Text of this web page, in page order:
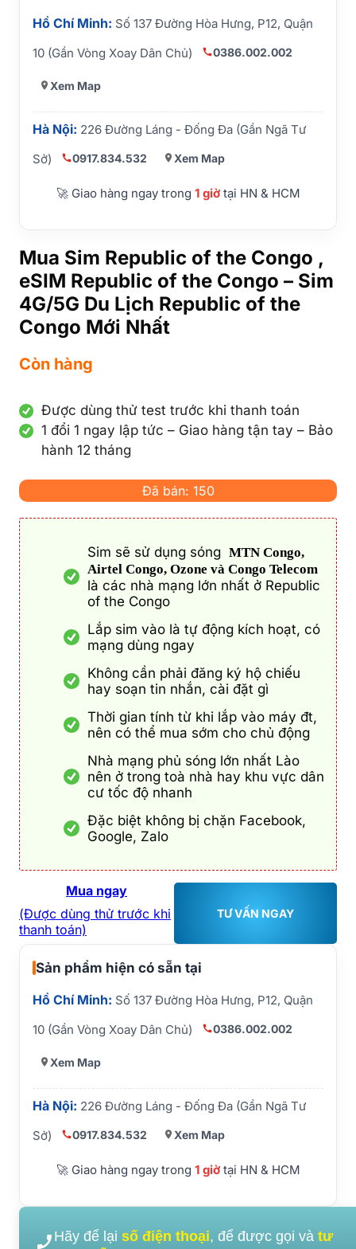
Hồ Chí Minh: Số 137 Đường Hòa Hưng, P12, Quận
10 (Gần Vòng Xoay Dân Chủ)
0386.002.002
Xem Map
Hà Nội: 226 Đường Láng - Đống Đa (Gần Ngã Tư
Sở)
0917.834.532 Xem Map
🚀 Giao hàng ngay trong 1 giờtại HN & HCM
Mua Sim Republic of the Congo ,
eSIM Republic of the Congo – Sim
4G/5G Du Lịch Republic of the
Congo Mới Nhất
Còn hàng
Được dùng thử test trước khi thanh toán
1 đổi 1 ngay lập tức – Giao hàng tận tay – Bảo
hành 12 tháng
Đã bán: 150
Sim sẽ sử dụng sóng MTN Congo,
Airtel Congo, Ozone và Congo Telecom
là các nhà mạng lớn nhất ở Republic
of the Congo
Lắp sim vào là tự động kích hoạt, có
mạng dùng ngay
Không cần phải đăng ký hộ chiếu
hay soạn tin nhắn, cài đặt gì
Thời gian tính từ khi lắp vào máy đt,
nên có thể mua sớm cho chủ động
Nhà mạng phủ sóng lớn nhất Lào
nên ở trong toà nhà hay khu vực dân
cư tốc độ nhanh
Đặc biệt không bị chặn Facebook,
Google, Zalo
Mua ngay
(Được dùng thử trước khi
thanh toán)
TƯ VẤN NGAY
Sản phẩm hiện có sẵn tại
Hồ Chí Minh: Số 137 Đường Hòa Hưng, P12, Quận
10 (Gần Vòng Xoay Dân Chủ)
0386.002.002
Xem Map
Hà Nội: 226 Đường Láng - Đống Đa (Gần Ngã Tư
Sở)
0917.834.532 Xem Map
🚀 Giao hàng ngay trong 1 giờtại HN & HCM
Hãy để lại số điện thoại, để được gọi và tư